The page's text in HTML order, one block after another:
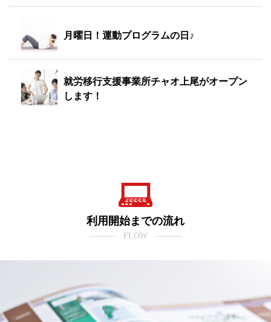
月曜日！運動プログラムの日♪
就労移行支援事業所チャオ上尾がオープン
します！
利用開始までの流れ
――― FLOW ―――